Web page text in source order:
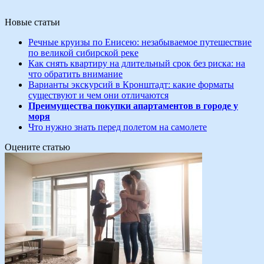
Новые статьи
Речные круизы по Енисею: незабываемое путешествие
по великой сибирской реке
Как снять квартиру на длительный срок без риска: на
что обратить внимание
Варианты экскурсий в Кронштадт: какие форматы
существуют и чем они отличаются
Преимущества покупки апартаментов в городе у
моря
Что нужно знать перед полетом на самолете
Оцените статью